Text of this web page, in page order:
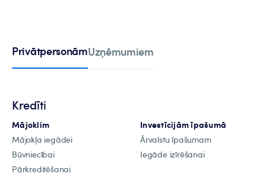
PrivātpersonāmUzņēmumiem
Kredīti
Mājoklim
Mājokļa iegādei
Būvniecībai
Pārkreditēšanai
Investīcijām īpašumā
Ārvalstu īpašumam
Iegāde izīrēšanai